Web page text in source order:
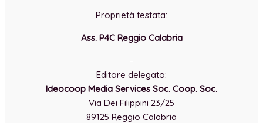
Proprietà testata:
Ass. P4C Reggio Calabria
Editore delegato:
Ideocoop Media Services Soc. Coop. Soc.
Via Dei Filippini 23/25
89125 Reggio Calabria